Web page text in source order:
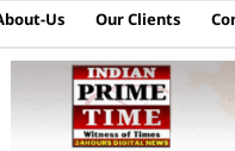
Us Our Clients